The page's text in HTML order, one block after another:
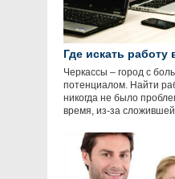
Где искать работу
Черкассы – город с
потенциалом. Найти
никогда не было
время, из-за